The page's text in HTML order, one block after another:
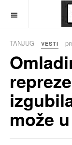
TANJUG VESTI
može